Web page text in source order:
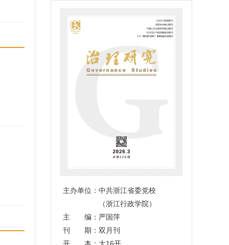
主办单位：中共浙江省委党校
（浙江行政学院）
主 编：严国萍
刊 期：双月刊